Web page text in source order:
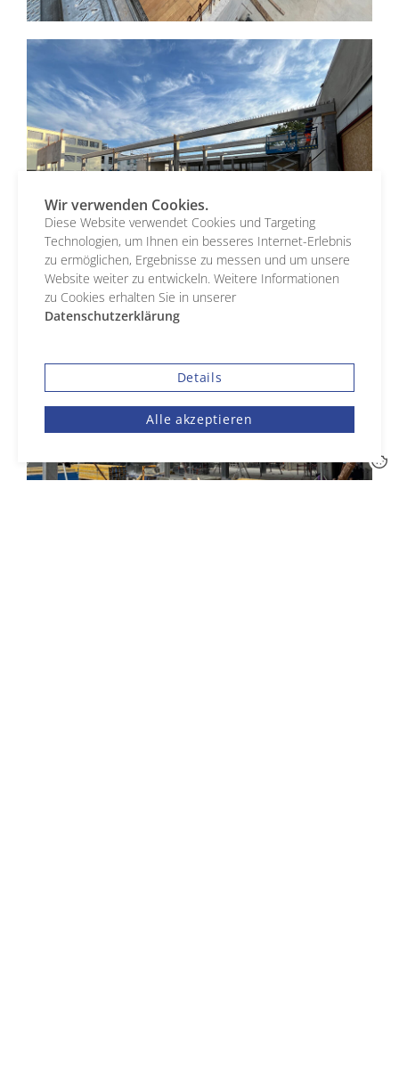
Wir verwenden Cookies.
Diese Website verwendet Cookies und Targeting
Technologien, um Ihnen ein besseres Internet-Erlebnis
zu ermöglichen, Ergebnisse zu messen und um unsere
Website weiter zu entwickeln. Weitere Informationen
zu Cookies erhalten Sie in unserer
Datenschutzerklärung
Details
Alle akzeptieren